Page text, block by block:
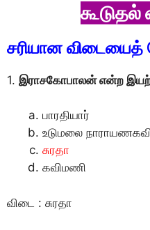
சரியான விடையைத்
1. இராசகோபாலன் என்ற
பாரதியார்
உடுமலை
சுரதா
கவிமணி
விடை : சுரதா